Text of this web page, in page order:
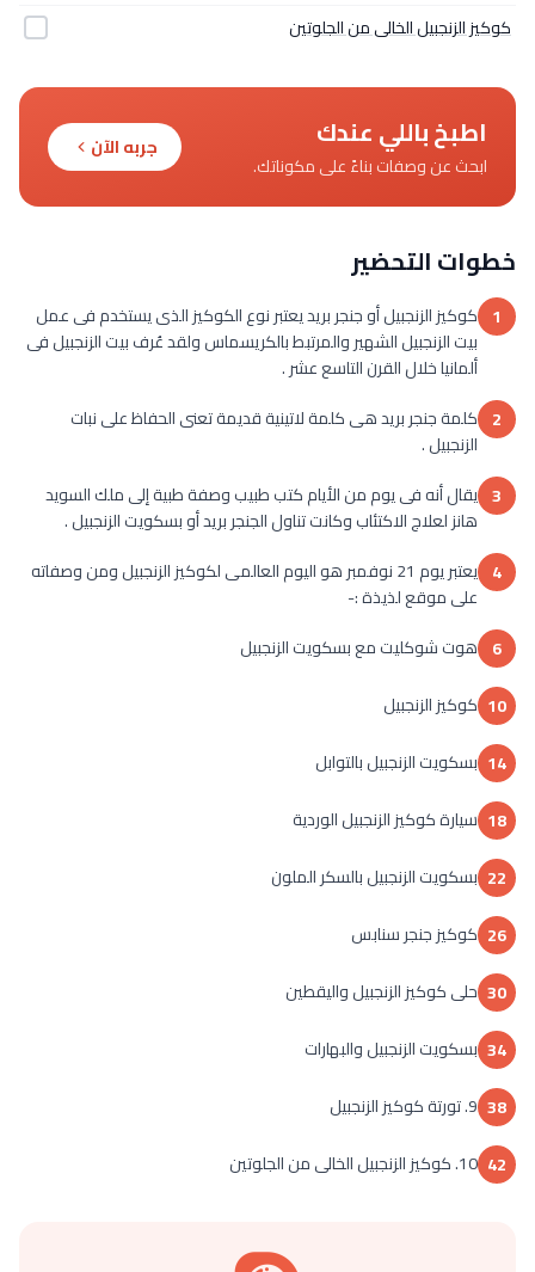
كوكيز الزنجبيل الخالى من الجلوتين
اطبخ باللي عندك
ابحث عن وصفات بناءً على مكوناتك.
جربه الآن
خطوات التحضير
1 كوكيز الزنجبيل أو جنجر بريد يعتبر نوع الكوكيز الذى يستخدم فى عمل
بيت الزنجبيل الشهير والمرتبط بالكريسماس ولقد عُرف بيت الزنجبيل فى
ألمانيا خلال القرن التاسع عشر .
2 كلمة جنجر بريد هى كلمة لاتينية قديمة تعنى الحفاظ على نبات
الزنجبيل .
3 يقال أنه فى يوم من الأيام كتب طبيب وصفة طبية إلى ملك السويد
هانز لعلاج الاكتئاب وكانت تناول الجنجر بريد أو بسكويت الزنجبيل .
4
يعتبر يوم 21 نوفمبر هو اليوم العالمى لكوكيز الزنجبيل ومن وصفاته
على موقع لذيذة :-
6 هوت شوكليت مع بسكويت الزنجبيل
10 كوكيز الزنجبيل
14 بسكويت الزنجبيل بالتوابل
18 سيارة كوكيز الزنجبيل الوردية
22 بسكويت الزنجبيل بالسكر الملون
26 كوكيز جنجر سنابس
30 حلى كوكيز الزنجبيل واليقطين
34 بسكويت الزنجبيل والبهارات
38 9. تورتة كوكيز الزنجبيل
42 10. كوكيز الزنجبيل الخالى من الجلوتين